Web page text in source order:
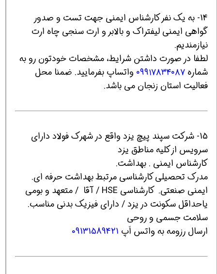
14- به یک نفر کارشناس ایمنی جهت تست و صدور
گواهی ایمنی لیفتراک و بالابر و ارت سنجی چاه ارت
نیازمندیم.
لطفا در صورت داشتن شرایط، مشخصات خودتون رو به
شماره ۰۹۹۱۷۸۳۴۰۸۷ واتساپ بفرمایید. ضمنا محل
فعالیت استان زنجان می باشد.
15- شرکت سپند پیچ یزد واقع در شهرک فولاد دارای
سرویس از کلیه مناطق یزد
کارشناس ایمنی . بهداشت.
مدرک تحصیلی کارشناسی مرتبط بهداشت حرفه ای.
ایمنی صنعتی. کارشناسی HSE / آقا / متعهد و بومی
یاحداقل سکونت در یزد / دارای فیزیک بدنی مناسب.
سلامت جسمی و روحی
ارسال رزومه به واتس اَپ 09131589421